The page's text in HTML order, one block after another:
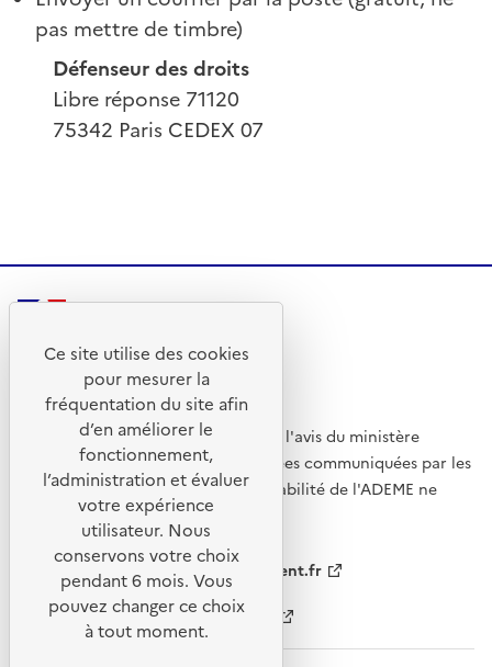
pas mettre de timbre)
Défenseur des droits
Libre réponse 71120
75342 Paris CEDEX 07
FRANÇAISE
L'éligibilité des véhicules repose sur l'avis du ministère
chargé de l'énergie et sur les données communiquées par les
constructeurs, à ce titre la responsabilité de l'ADEME ne
pourrait être engagée.
legifrance.gouv.fr
gouvernement.fr
service-public.fr
data.gouv.fr
Ce site utilise des cookies
pour mesurer la
fréquentation du site afin
d’en améliorer le
fonctionnement,
l’administration et évaluer
votre expérience
utilisateur. Nous
conservons votre choix
pendant 6 mois. Vous
pouvez changer ce choix
à tout moment.